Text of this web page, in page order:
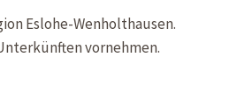
Eslohe-Wenholthausen.
vornehmen.